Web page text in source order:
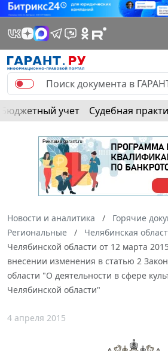
Бюджетный учет Судебная
Новости и аналитика
Горячие
Региональные
Челябинская
Челябинской области от 12 марта
внесении изменения в статью 2
области "О деятельности в сфере
Челябинской области"
4 апреля 2015